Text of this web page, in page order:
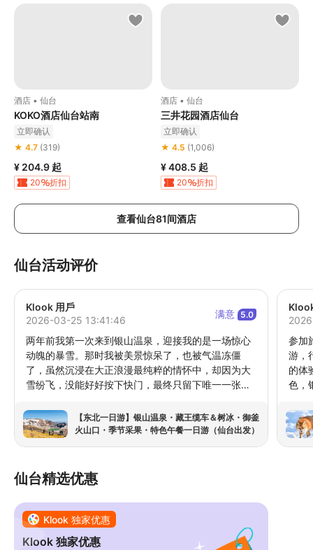
酒店 • 仙台
KOKO酒店仙台站南
立即确认
★ 4.7 (319)
¥ 204.9 起
20 折扣
酒店 • 仙台
三井花园酒店仙台
立即确认
★ 4.5 (1,006)
¥ 408.5 起
20 折扣
查看仙台81间酒店
仙台活动评价
Klook 用戶
2026-03-25 13:41:46
满意 5.0
两年前我第一次来到银山温泉，迎接我的是一场惊心
动魄的暴雪。那时我被美景惊呆了，也被气温冻僵
了，虽然沉浸在大正浪漫最纯粹的情怀中，却因为大
雪纷飞，没能好好按下快门，最终只留下唯一一张照
忆。少了铺天盖地的白雪，也少了喧嚣的人潮，反而
更能看清这里的复古底色。上次错过的瀑布、未曾探
趟圆梦之旅，我终于弥补了当年的美丽遗憾。特别值
得称赞的是中午的定食套餐超级丰盛好吃，我都觉得
有点夸张了，真是美丽的摆盘艺术，谢谢旅行社的用
心。
【东北一日游】银山温泉・藏王缆车＆树冰・御釜
火山口・季节采果・特色午餐一日游（仙台出发）
参加
游，
的体
色，
仙台精选优惠
Klook 独家优惠
Klook 独家优惠